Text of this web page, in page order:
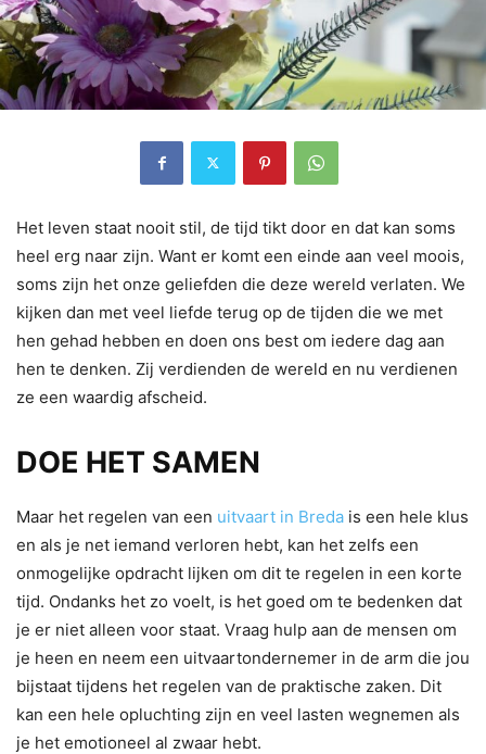
Het leven staat nooit stil, de tijd tikt door en dat kan soms
heel erg naar zijn. Want er komt een einde aan veel moois,
soms zijn het onze geliefden die deze wereld verlaten. We
kijken dan met veel liefde terug op de tijden die we met
hen gehad hebben en doen ons best om iedere dag aan
hen te denken. Zij verdienden de wereld en nu verdienen
ze een waardig afscheid.
DOE HET SAMEN
Maar het regelen van een uitvaart in Breda is een hele klus
en als je net iemand verloren hebt, kan het zelfs een
onmogelijke opdracht lijken om dit te regelen in een korte
tijd. Ondanks het zo voelt, is het goed om te bedenken dat
je er niet alleen voor staat. Vraag hulp aan de mensen om
je heen en neem een uitvaartondernemer in de arm die jou
bijstaat tijdens het regelen van de praktische zaken. Dit
kan een hele opluchting zijn en veel lasten wegnemen als
je het emotioneel al zwaar hebt.